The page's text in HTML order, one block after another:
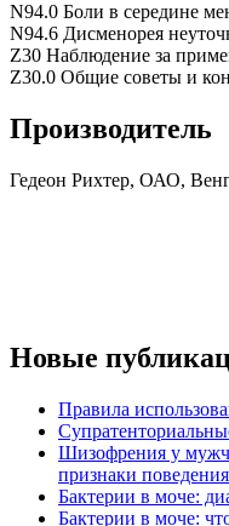
N94.0 Боли в середине
N94.6 Дисменорея
Z30 Наблюдение за
Z30.0 Общие советы и
Производитель
Гедеон Рихтер, ОАО,
Новые
Правила
Шизофрения у
признаки поведения
Бактерии в моче:
Бактерии в моче: